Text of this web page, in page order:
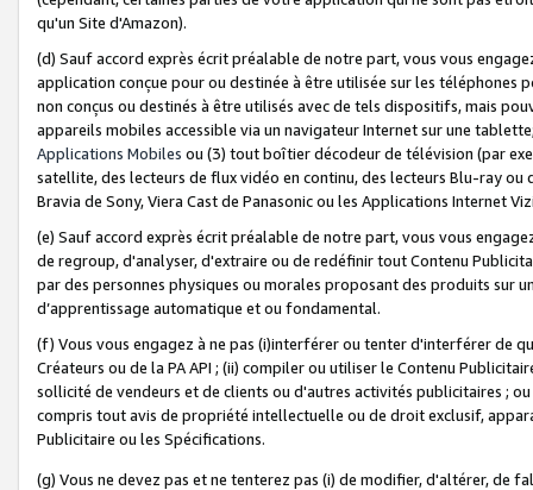
qu'un Site d'Amazon).
(d) Sauf accord exprès écrit préalable de notre part, vous vous
application conçue pour ou destinée à être utilisée sur les téléphones
non conçus ou destinés à être utilisés avec de tels dispositifs, mais
appareils mobiles accessible via un navigateur Internet sur une
Applications Mobiles ou (3) tout boîtier décodeur de télévision (par
satellite, des lecteurs de flux vidéo en continu, des lecteurs Blu-ray
Bravia de Sony, Viera Cast de Panasonic ou les Applications Internet
(e) Sauf accord exprès écrit préalable de notre part, vous vous
de regroup, d'analyser, d'extraire ou de redéfinir tout Contenu
par des personnes physiques ou morales proposant des produits sur
d’apprentissage automatique et ou fondamental.
(f) Vous vous engagez à ne pas (i)interférer ou tenter d'interférer de
Créateurs ou de la PA API ; (ii) compiler ou utiliser le Contenu
sollicité de vendeurs et de clients ou d'autres activités publicitaires ;
compris tout avis de propriété intellectuelle ou de droit exclusif,
Publicitaire ou les Spécifications.
(g) Vous ne devez pas et ne tenterez pas (i) de modifier, d'altérer, de